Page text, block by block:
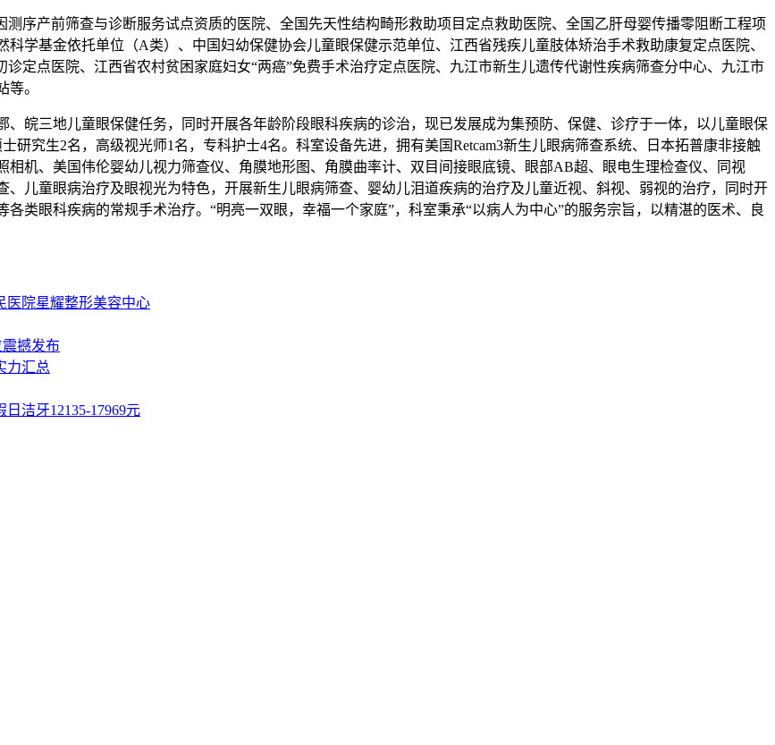
序产前筛查与诊断服务试点资质的医院、全国先天性结构畸形救助项目定点救助医院、全国乙肝母婴传播零阻断工程项
学基金依托单位（A类）、中国妇幼保健协会儿童眼保健示范单位、江西省残疾儿童肢体矫治手术救助康复定点医院、
定点医院、江西省农村贫困家庭妇女“两癌”免费手术治疗定点医院、九江市新生儿遗传代谢性疾病筛查分中心、九江市
。
皖三地儿童眼保健任务，同时开展各年龄阶段眼科疾病的诊治，现已发展成为集预防、保健、诊疗于一体，以儿童眼保
研究生2名，高级视光师1名，专科护士4名。科室设备先进，拥有美国Retcam3新生儿眼病筛查系统、日本拓普康非接触
机、美国伟伦婴幼儿视力筛查仪、角膜地形图、角膜曲率计、双目间接眼底镜、眼部AB超、眼电生理检查仪、同视
儿童眼病治疗及眼视光为特色，开展新生儿眼病筛查、婴幼儿泪道疾病的治疗及儿童近视、斜视、弱视的治疗，同时开
类眼科疾病的常规手术治疗。“明亮一双眼，幸福一个家庭”，科室秉承“以病人为中心”的服务宗旨，以精湛的医术、良
医院星耀整形美容中心
撼发布
力汇总
洁牙12135-17969元